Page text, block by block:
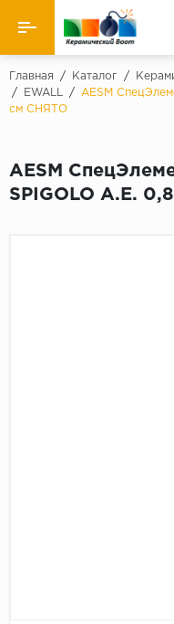
Назад
Производители
Керамогранит
Главная / Каталог /
/
EWALL /
AESM
см СНЯТО
AESM
SPIGOLO A.E.